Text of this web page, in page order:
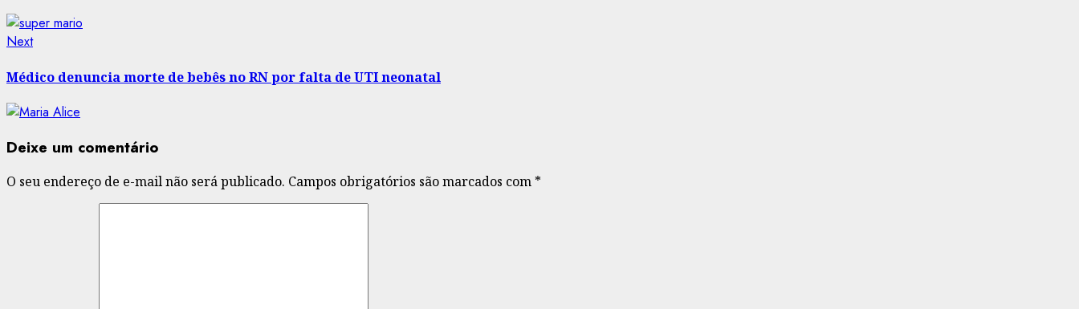
NextNext
Médico denuncia morte de bebês no RN por falta de UTI neonatal
Deixe um comentário
O seu endereço de e-mail não será publicado. Campos obrigatórios são marcados com *